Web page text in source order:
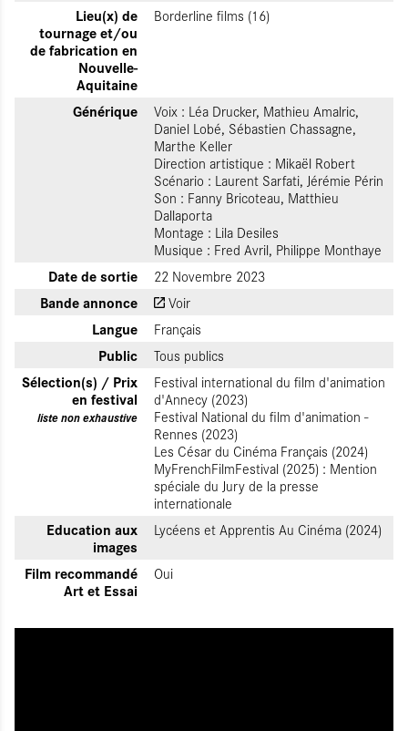
Lieu(x) de
tournage et/ou
de fabrication en
Nouvelle-
Aquitaine
Borderline films (16)
Générique
Voix : Léa Drucker, Mathieu Amalric,
Daniel Lobé, Sébastien Chassagne,
Marthe Keller
Direction artistique : Mikaël Robert
Scénario : Laurent Sarfati, Jérémie Périn
Son : Fanny Bricoteau, Matthieu
Dallaporta
Montage : Lila Desiles
Musique : Fred Avril, Philippe Monthaye
Date de sortie 22 Novembre 2023
Bande annonce Voir
Langue Français
Public Tous publics
Sélection(s) / Prix
en festival
liste non exhaustive
Festival international du film d'animation
d'Annecy (2023)
Festival National du film d'animation -
Rennes (2023)
Les César du Cinéma Français (2024)
MyFrenchFilmFestival (2025) : Mention
spéciale du Jury de la presse
internationale
Education aux
images
Lycéens et Apprentis Au Cinéma (2024)
Film recommandé
Art et Essai
Oui